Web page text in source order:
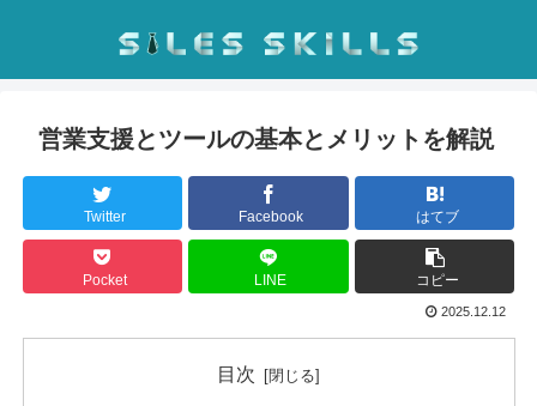
営業支援とツールの基本とメリットを解説
Twitter Facebook はてブ
Pocket LINE コピー
2025.12.12
目次